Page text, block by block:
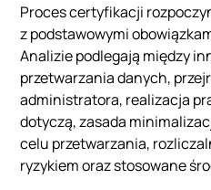
Proces certyfikacji
z podstawowymi
Analizie podlegają między
przetwarzania danych,
administratora, realizacja
dotyczą, zasada
celu przetwarzania,
ryzykiem oraz stosowane